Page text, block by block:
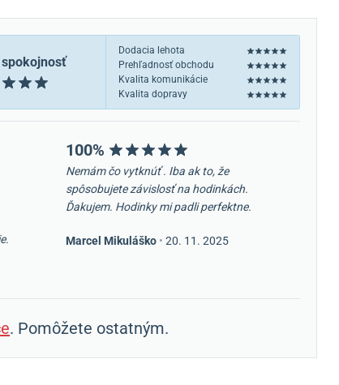
Dodacia lehota
Prehľadnosť obchodu
Kvalita komunikácie
Kvalita dopravy
100%
Nemám čo vytknúť . Iba ak to, že
spôsobujete závislosť na hodinkách.
Ďakujem. Hodinky mi padli perfektne.
Marcel Mikuláško • 20. 11. 2025
. Pomôžete ostatným.